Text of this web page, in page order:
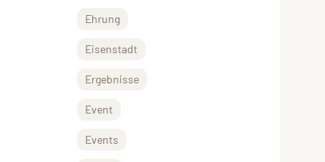
Ehrung
Eisenstadt
Ergebnisse
Event
Events